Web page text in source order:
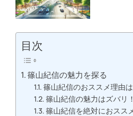
目次
篠山紀信の魅力を探る
篠山紀信のおススメ理由は
篠山紀信の魅力はズバリ！
篠山紀信を絶対におスス